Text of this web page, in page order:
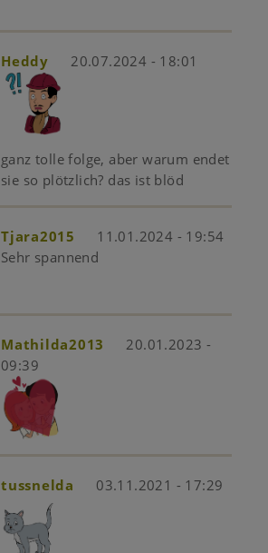
Heddy 20.07.2024 - 18:01
ganz tolle folge, aber warum endet
sie so plötzlich? das ist blöd
Tjara2015
11.01.2024 - 19:54
Sehr spannend
Mathilda2013
20.01.2023 -
09:39
tussnelda 03.11.2021 - 17:29